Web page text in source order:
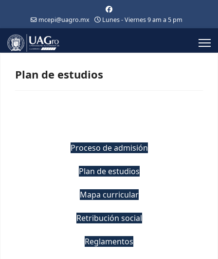
mcepi@uagro.mx Lunes - Viernes 9 am a 5 pm
Plan de estudios
Proceso de admisión
Plan de estudios
Mapa curricular
Retribución social
Reglamentos